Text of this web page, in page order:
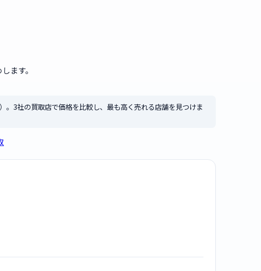
ます。
。3社の買取店で価格を比較し、最も高く売れる店舗を見つけま